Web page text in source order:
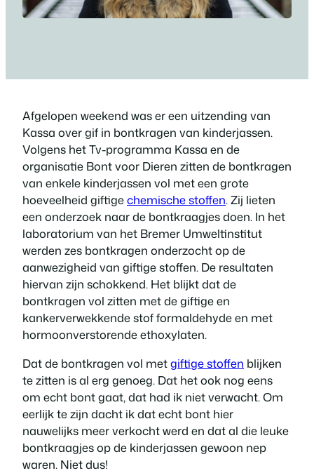
Afgelopen weekend was er een uitzending van
Kassa over gif in bontkragen van kinderjassen.
Volgens het Tv-programma Kassa en de
organisatie Bont voor Dieren zitten de bontkragen
van enkele kinderjassen vol met een grote
hoeveelheid giftigechemische stoffen. Zij lieten
een onderzoek naar de bontkraagjes doen. In het
laboratorium van het Bremer Umweltinstitut
werden zes bontkragen onderzocht op de
aanwezigheid van giftige stoffen. De resultaten
hiervan zijn schokkend. Het blijkt dat de
bontkragen vol zitten met de giftige en
kankerverwekkende stof formaldehyde en met
hormoonverstorende ethoxylaten.
Dat de bontkragen vol metgiftige stoffen blijken
te zitten is al erg genoeg. Dat het ook nog eens
om echt bont gaat, dat had ik niet verwacht. Om
eerlijk te zijn dacht ik dat echt bont hier
nauwelijks meer verkocht werd en dat al die leuke
bontkraagjes op de kinderjassen gewoon nep
waren. Niet dus!